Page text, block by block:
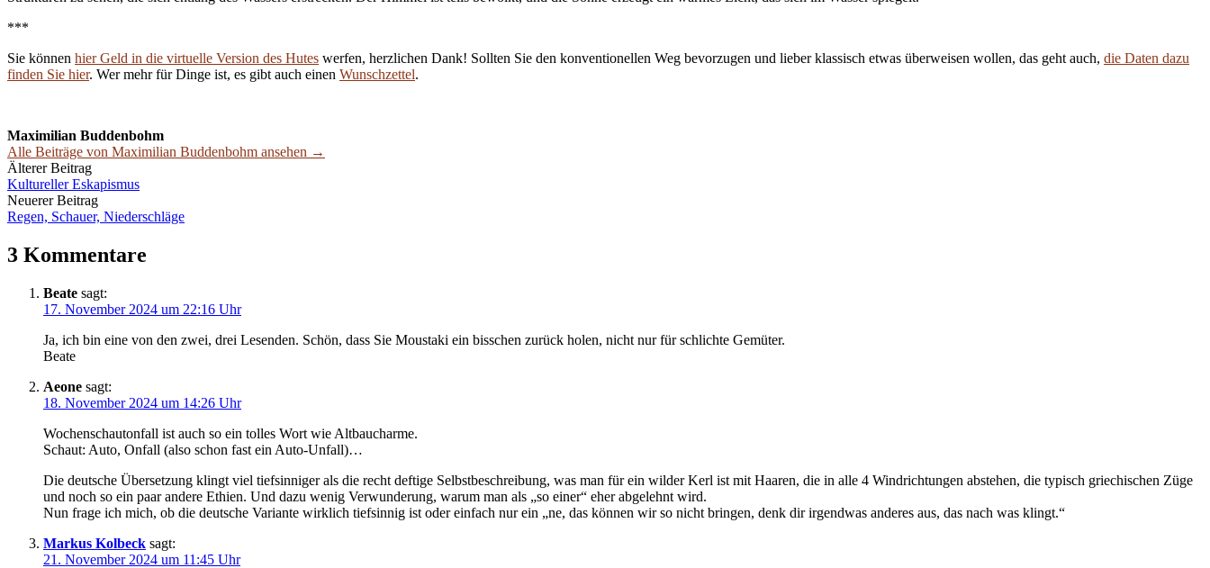
***
Sie können hier Geld in die virtuelle Version des Hutes werfen, herzlichen Dank! Sollten Sie den konventionellen Weg bevorzugen und lieber klassisch etwas überweisen wollen, das geht auch, die Daten dazu
finden Sie hier. Wer mehr für Dinge ist, es gibt auch einen Wunschzettel.
Maximilian Buddenbohm
Alle Beiträge von Maximilian Buddenbohm ansehen →
Beitrags-
Navigation
Älterer Beitrag
Kultureller Eskapismus
Neuerer Beitrag
Regen, Schauer, Niederschläge
3 Kommentare
Beate sagt:
17. November 2024 um 22:16 Uhr
Ja, ich bin eine von den zwei, drei Lesenden. Schön, dass Sie Moustaki ein bisschen zurück holen, nicht nur für schlichte Gemüter.
Beate
Aeone sagt:
18. November 2024 um 14:26 Uhr
Wochenschautonfall ist auch so ein tolles Wort wie Altbaucharme.
Schaut: Auto, Onfall (also schon fast ein Auto-Unfall)…
Die deutsche Übersetzung klingt viel tiefsinniger als die recht deftige Selbstbeschreibung, was man für ein wilder Kerl ist mit Haaren, die in alle 4 Windrichtungen abstehen, die typisch griechischen Züge
und noch so ein paar andere Ethien. Und dazu wenig Verwunderung, warum man als „so einer“ eher abgelehnt wird.
Nun frage ich mich, ob die deutsche Variante wirklich tiefsinnig ist oder einfach nur ein „ne, das können wir so nicht bringen, denk dir irgendwas anderes aus, das nach was klingt.“
Markus Kolbeck sagt:
21. November 2024 um 11:45 Uhr